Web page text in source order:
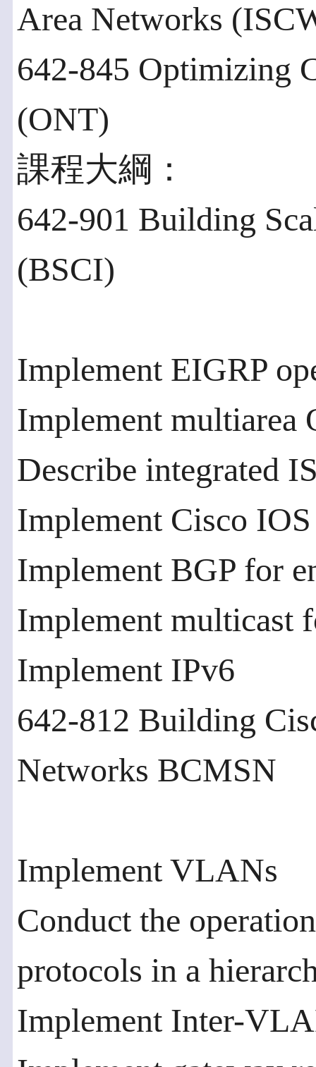
Area Networks
642-845 Optimizing
(ONT)
課程大綱：
642-901 Building
(BSCI)
Implement EIGRP
Implement multiarea
Describe integrated
Implement Cisco
Implement BGP for
Implement multicast
Implement IPv6
642-812 Building
Networks BCMSN
Implement VLANs
Conduct the
protocols in a
Implement Inter-